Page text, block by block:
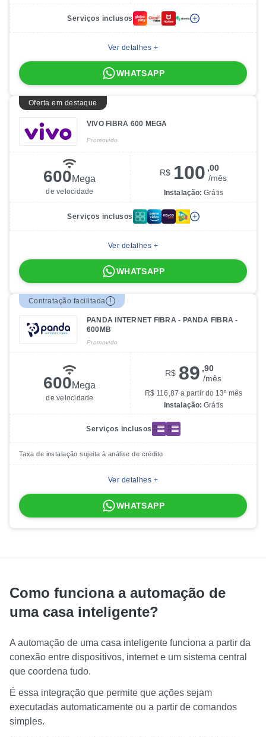
Serviços inclusos
Ver detalhes +
WHATSAPP
Oferta em destaque
VIVO FIBRA 600 MEGA
Promovido
600Mega
de velocidade
R$ 100 ,00
/mês
Instalação: Grátis
Serviços inclusos
Ver detalhes +
WHATSAPP
Contratação facilitada !
PANDA INTERNET FIBRA - PANDA FIBRA -
600MB
Promovido
600Mega
de velocidade
R$ 89 ,90
/mês
R$ 116,87 a partir do 13º mês
Instalação: Grátis
Serviços inclusos
Taxa de instalação sujeita à análise de crédito
Ver detalhes +
WHATSAPP
Como funciona a automação de
uma casa inteligente?
A automação de uma casa inteligente funciona a partir da
conexão entre dispositivos, internet e um sistema central
que coordena tudo.
É essa integração que permite que ações sejam
executadas automaticamente ou a partir de comandos
simples.